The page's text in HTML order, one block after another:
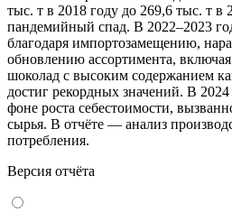
тыс. т в 2018 году до 269,6 тыс. т в
пандемийный спад. В 2022–2023
благодаря импортозамещению,
обновлению ассортимента,
шоколад с высоким содержанием
достиг рекордных значений. В
фоне роста себестоимости,
сырья. В отчёте — анализ
потребления.
Версия отчёта